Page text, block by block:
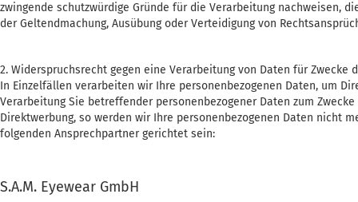
zwingende schutzwürdige Gründe für die Verarbeitung nachweisen,
der Geltendmachung, Ausübung oder Verteidigung von
2. Widerspruchsrecht gegen eine Verarbeitung von Daten für Zwecke
In Einzelfällen verarbeiten wir Ihre personenbezogenen Daten, um
Verarbeitung Sie betreffender personenbezogener Daten zum
Direktwerbung, so werden wir Ihre personenbezogenen Daten nicht
folgenden Ansprechpartner gerichtet sein:
S.A.M. Eyewear GmbH